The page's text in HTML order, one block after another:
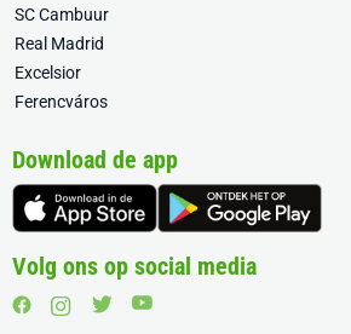
SC Cambuur
Real Madrid
Excelsior
Ferencváros
Download de app
Volg ons op social media